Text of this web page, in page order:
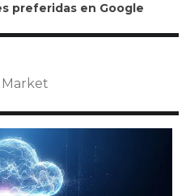
preferidas en Google